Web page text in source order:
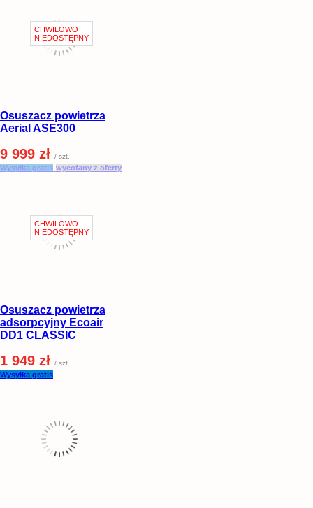
Osuszacz powietrza
Aerial ASE300
9 999 zł / szt.
Wysyłka gratis wycofany z oferty
Osuszacz powietrza
adsorpcyjny Ecoair
DD1 CLASSIC
1 949 zł / szt.
Wysyłka gratis